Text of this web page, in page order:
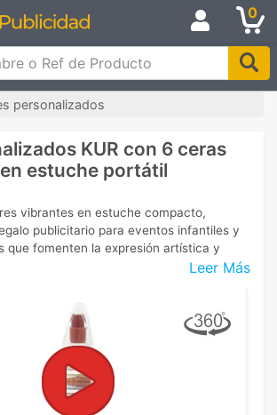
0
o Ref de Producto
personalizados
KUR con 6 ceras
estuche portátil
Leer Más
vibrantes en estuche compacto,
publicitario para eventos infantiles y
que fomenten la expresión artística y